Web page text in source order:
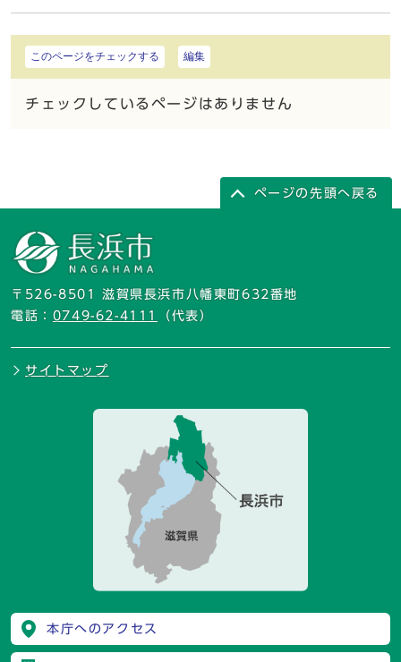
このページをチェックする 編集
チェックしているページはありません
ページの先頭へ戻る
〒526-8501 滋賀県長浜市八幡東町632番地
電話： 0749-62-4111 （代表）
サイトマップ
本庁へのアクセス